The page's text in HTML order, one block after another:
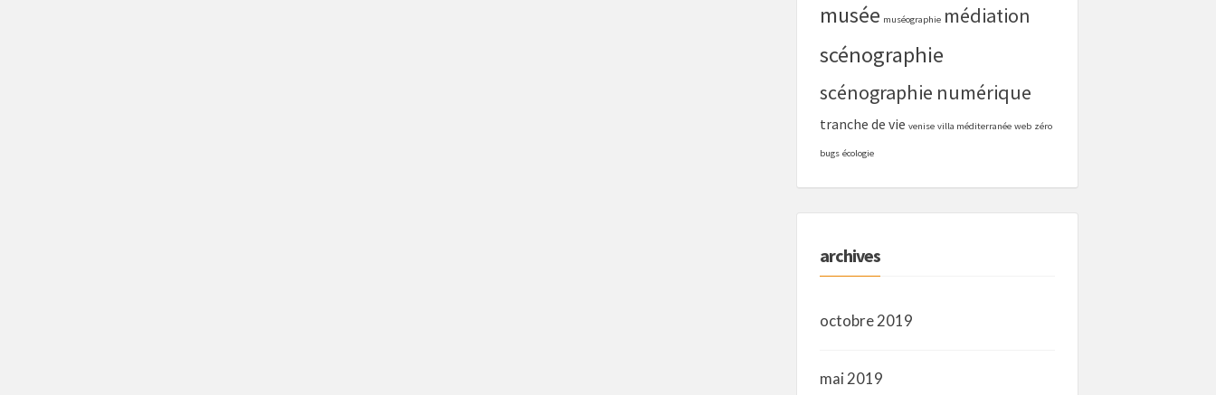
musée muséographie médiation
scénographie
scénographie numérique
tranche de vie venise villa méditerranée web zéro
bugs écologie
archives
octobre 2019
mai 2019